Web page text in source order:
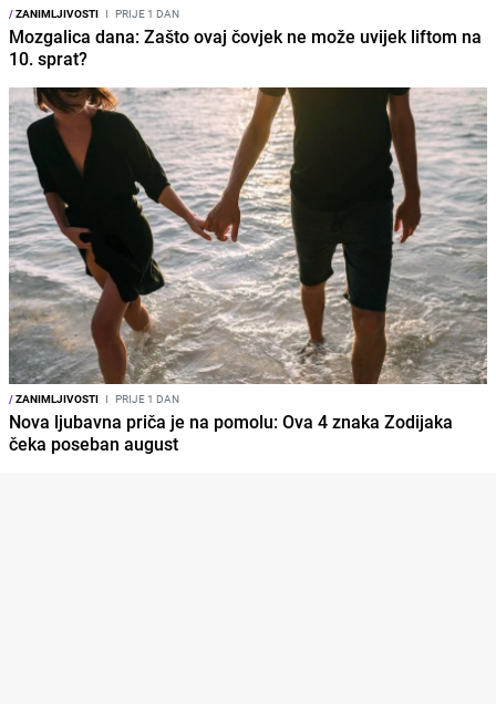
/ZANIMLJIVOSTI I PRIJE 1 DAN
Mozgalica dana: Zašto ovaj čovjek ne može uvijek liftom na
10. sprat?
/ZANIMLJIVOSTI I PRIJE 1 DAN
Nova ljubavna priča je na pomolu: Ova 4 znaka Zodijaka
čeka poseban august